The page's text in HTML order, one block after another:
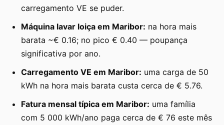
carregamento VE se puder.
Máquina lavar loiça em Maribor: na hora mais
barata ~€ 0.16; no pico € 0.40 — poupança
significativa por ano.
Carregamento VE em Maribor: uma carga de 50
kWh na hora mais barata custa cerca de € 5.76.
Fatura mensal típica em Maribor: uma família
com 5 000 kWh/ano paga cerca de € 76 este mês